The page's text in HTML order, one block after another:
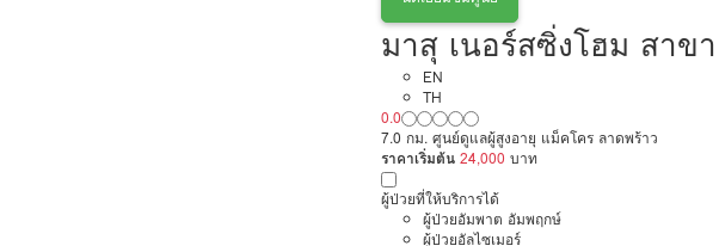
มาสุ เนอร์สซิ่งโฮม สาข
EN
TH
0.0
7.0 กม. ศูนย์ดูแลผู้สูงอายุ แม็คโคร ลาดพร้าว
ราคาเริ่มต้น 24,000 บาท
ผู้ป่วยที่ให้บริการได้
ผู้ป่วยอัมพาต อัมพฤกษ์
ผู้ป่วยอัลไซเมอร์